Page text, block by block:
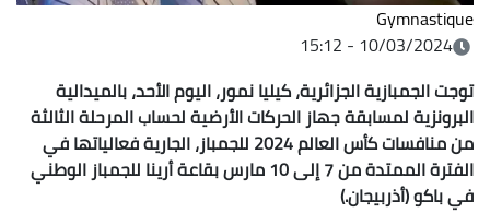
Gymnastique
10/03/2024 - 15:12
توجت الجمبازية الجزائرية، كيليا نمور، اليوم الأحد، بالميدالية
البرونزية لمسابقة جهاز الحركات الأرضية لحساب المرحلة الثالثة
من منافسات كأس العالم 2024 للجمباز، الجارية فعالياتها في
الفترة الممتدة من 7 إلى 10 مارس بقاعة أرينا للجمباز الوطني
في باكو (أذربيجان.)